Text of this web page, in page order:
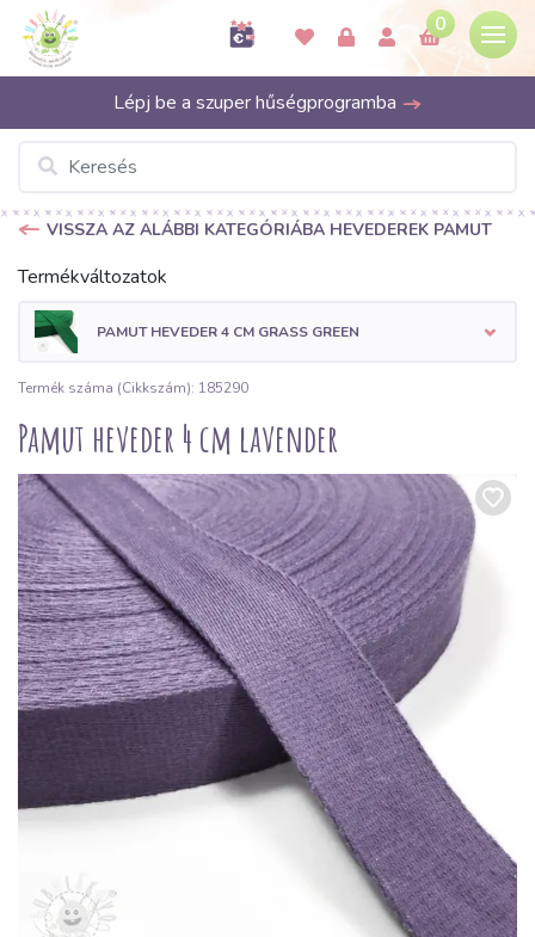
0
Lépj be a szuper hűségprogramba
VISSZA AZ ALÁBBI KATEGÓRIÁBA HEVEDEREK PAMUT
Termékváltozatok
PAMUT HEVEDER 4 CM GRASS GREEN
Termék száma (Cikkszám): 185290
Pamut heveder 4 cm lavender